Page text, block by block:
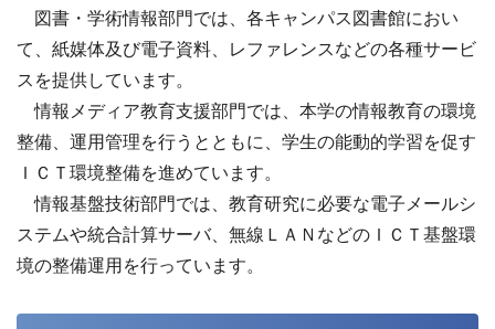
図書・学術情報部門では、各キャンパス図書館におい
て、紙媒体及び電子資料、レファレンスなどの各種サービ
スを提供しています。
情報メディア教育支援部門では、本学の情報教育の環境
整備、運用管理を行うとともに、学生の能動的学習を促す
ＩＣＴ環境整備を進めています。
情報基盤技術部門では、教育研究に必要な電子メールシ
ステムや統合計算サーバ、無線ＬＡＮなどのＩＣＴ基盤環
境の整備運用を行っています。